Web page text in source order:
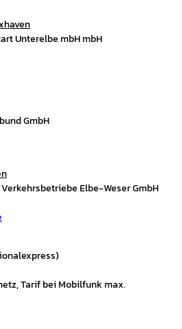
Unterelbe mbH mbH
GmbH
Elbe-Weser GmbH
Tarif bei Mobilfunk max.